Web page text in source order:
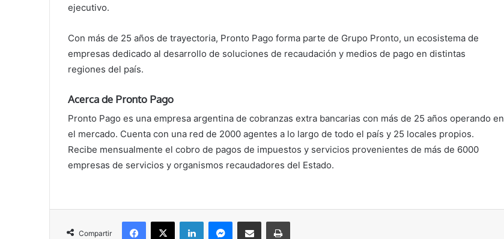
ejecutivo.
Con más de 25 años de trayectoria, Pronto Pago forma parte de Grupo Pronto, un ecosistema de
empresas dedicado al desarrollo de soluciones de recaudación y medios de pago en distintas
regiones del país.
Acerca de Pronto Pago
Pronto Pago es una empresa argentina de cobranzas extra bancarias con más de 25 años operando en
el mercado. Cuenta con una red de 2000 agentes a lo largo de todo el país y 25 locales propios.
Recibe mensualmente el cobro de pagos de impuestos y servicios provenientes de más de 6000
empresas de servicios y organismos recaudadores del Estado.
Compartir
X LinkedIn Compartir vía correo electrónico